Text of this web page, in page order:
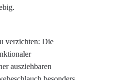
verzichten: Die
ausziehbaren